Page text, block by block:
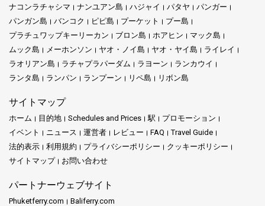
ナコンラチャシマ
ナンユアン島 ハジャイ パタヤ
パンガー
パンガン島
バンコク ピピ島 プーケット
プー島
プラチュワップキーリーカン
ブロン島 ホアヒン
マック島
ムック島
メーホンソン ヤオ・ノイ島 ヤオ・ヤイ島
ライレイ
ラオリアン島
ラチャプラパーダム ラヨーン
ランカウイ
ランタ島
ランパン ランプーン リペ島 リボン島
サイトマップ
ホーム 目的地 Schedules and Prices 駅
プロモーション
イベント
ニュース 運営者 レビュー FAQ
Travel Guide
法的表示
利用規約 プライバシーポリシー
クッキーポリシー
サイトマップ
お問い合わせ
パートナーウェブサイト
Phuketferry.com Baliferry.com